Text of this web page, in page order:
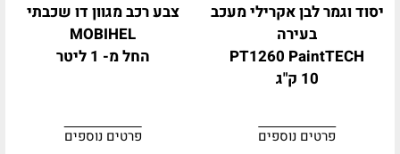
יסוד וגמר לבן אקרילי מעכב
בעירה
PT1260 PaintTECH
10 ק"ג
פרטים נוספים
צבע רכב מגוון דו שכבתי
MOBIHEL
החל מ- 1 ליטר
פרטים נוספים